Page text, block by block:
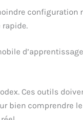
configuration
rapide.
Ces outils
bien comprendre